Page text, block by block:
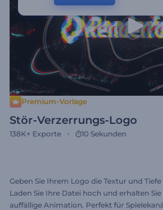
Premium-Vorlage
Stör-Verzerrungs-Logo
138K+ Exporte 10 Sekunden
Geben Sie Ihrem Logo die Textur und
Laden Sie Ihre Datei hoch und erhalten
auffällige Animation. Perfekt für